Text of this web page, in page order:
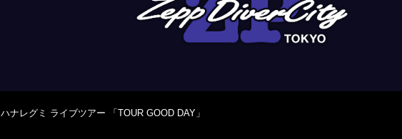
ハナレグミ ライブツアー 「TOUR GOOD DAY」